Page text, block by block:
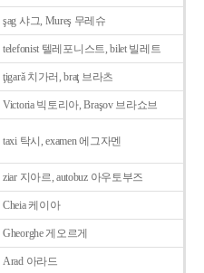
şag 샤그, Mureş 무레슈
telefonist 텔레포니스트, bilet 빌레트
ţigarǎ 치가러, braţ 브라츠
Victoria 빅토리아, Braşov 브라쇼브
taxi 탁시, examen 에그자멘
ziar 지아르, autobuz 아우토부즈
Cheia 케이아
Gheorghe 게오르게
Arad 아라드